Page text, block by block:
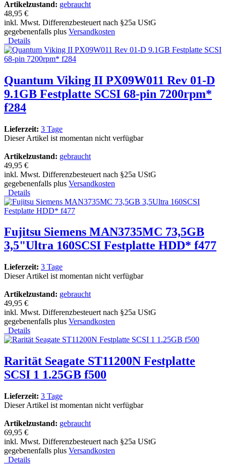
Artikelzustand: gebraucht
48,95 €
inkl. Mwst. Differenzbesteuert nach §25a UStG
gegebenenfalls plus Versandkosten
Details
Quantum Viking II PX09W011 Rev 01-D
9.1GB Festplatte SCSI 68-pin 7200rpm*
f284
Lieferzeit: 3 Tage
Dieser Artikel ist momentan nicht verfügbar
Artikelzustand: gebraucht
49,95 €
inkl. Mwst. Differenzbesteuert nach §25a UStG
gegebenenfalls plus Versandkosten
Details
Fujitsu Siemens MAN3735MC 73,5GB
3,5"Ultra 160SCSI Festplatte HDD* f477
Lieferzeit: 3 Tage
Dieser Artikel ist momentan nicht verfügbar
Artikelzustand: gebraucht
49,95 €
inkl. Mwst. Differenzbesteuert nach §25a UStG
gegebenenfalls plus Versandkosten
Details
Rarität Seagate ST11200N Festplatte
SCSI 1 1.25GB f500
Lieferzeit: 3 Tage
Dieser Artikel ist momentan nicht verfügbar
Artikelzustand: gebraucht
69,95 €
inkl. Mwst. Differenzbesteuert nach §25a UStG
gegebenenfalls plus Versandkosten
Details